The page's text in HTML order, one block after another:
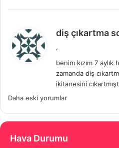
diş çıkartma
,
benim kızım 7
zamanda diş
ikitanesini
Yorum
gezinmesi
Daha eski yorumlar
Hava Durumu